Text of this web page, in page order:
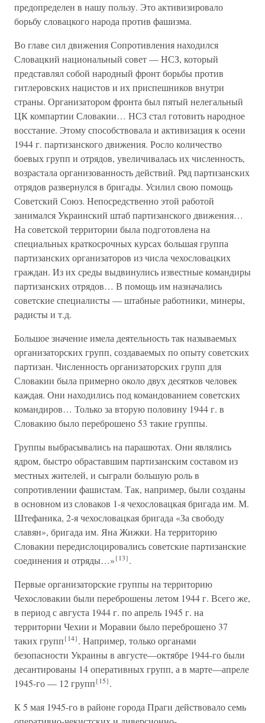
предопределен в нашу пользу. Это активизировало
борьбу словацкого народа против фашизма.
Во главе сил движения Сопротивления находился
Словацкий национальный совет — НСЗ, который
представлял собой народный фронт борьбы против
гитлеровских нацистов и их приспешников внутри
страны. Организатором фронта был пятый нелегальный
ЦК компартии Словакии… НСЗ стал готовить народное
восстание. Этому способствовала и активизация к осени
1944 г. партизанского движения. Росло количество
боевых групп и отрядов, увеличивалась их численность,
возрастала организованность действий. Ряд партизанских
отрядов развернулся в бригады. Усилил свою помощь
Советский Союз. Непосредственно этой работой
занимался Украинский штаб партизанского движения…
На советской территории была подготовлена на
специальных краткосрочных курсах большая группа
партизанских организаторов из числа чехословацких
граждан. Из их среды выдвинулись известные командиры
партизанских отрядов… В помощь им назначались
советские специалисты — штабные работники, минеры,
радисты и т.д.
Большое значение имела деятельность так называемых
организаторских групп, создаваемых по опыту советских
партизан. Численность организаторских групп для
Словакии была примерно около двух десятков человек
каждая. Они находились под командованием советских
командиров… Только за вторую половину 1944 г. в
Словакию было переброшено 53 такие группы.
Группы выбрасывались на парашютах. Они являлись
ядром, быстро обраставшим партизанским составом из
местных жителей, и сыграли большую роль в
сопротивлении фашистам. Так, например, были созданы
в основном из словаков 1-я чехословацкая бригада им. М.
Штефаника, 2-я чехословацкая бригада «За свободу
славян», бригада им. Яна Жижки. На территорию
Словакии передислоцировались советские партизанские
соединения и отряды…»{13}.
Первые организаторские группы на территорию
Чехословакии были переброшены летом 1944 г. Всего же,
в период с августа 1944 г. по апрель 1945 г. на
территории Чехии и Моравии было переброшено 37
таких групп{14}. Например, только органами
безопасности Украины в августе—октябре 1944-го были
десантированы 14 оперативных групп, а в марте—апреле
1945-го — 12 групп{15}.
К 5 мая 1945-го в районе города Праги действовало семь